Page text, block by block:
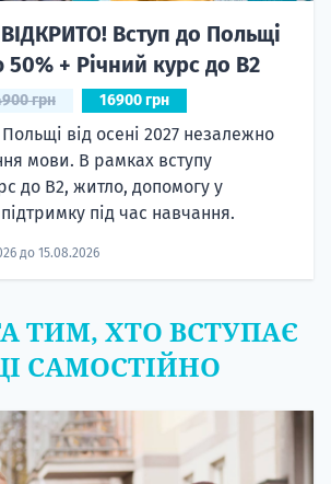
Вступ до Польщі
+ Річний курс до B2
грн 16900 грн
від осені 2027 незалежно
мови. В рамках вступу
до B2, житло, допомогу у
підтримку під час навчання.
до 15.08.2026
ТИМ, ХТО ВСТУПАЄ
САМОСТІЙНО